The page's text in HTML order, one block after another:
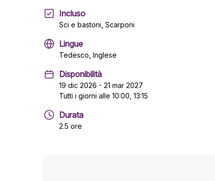
Incluso
Sci e bastoni, Scarponi
Lingue
Tedesco, Inglese
Disponibilità
19 dic 2026 - 21 mar 2027
Tutti i giorni alle 10:00, 13:15
Durata
2.5 ore